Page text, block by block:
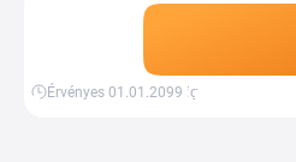
kódot adja meg a
kedvező árakon még
Kupon
Érvényes 01.01.2099-ig